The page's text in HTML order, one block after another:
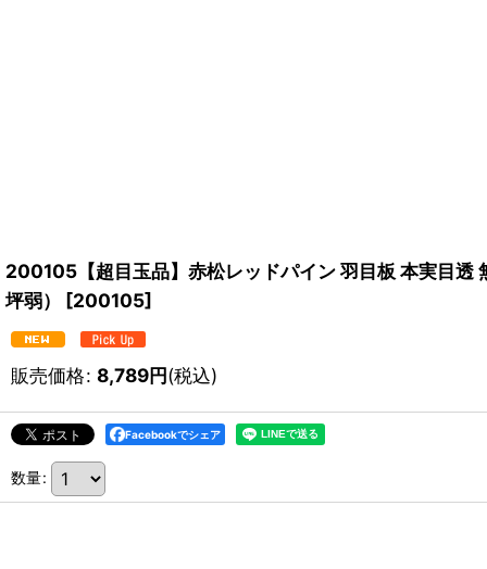
200105【超目玉品】赤松レッドパイン 羽目板 本実目
坪弱）
[200105]
販売価格: 8,789円(税込)
Facebookでシェア
数量: